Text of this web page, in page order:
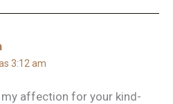
3:12 am
affection for your kind-